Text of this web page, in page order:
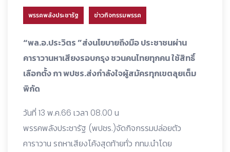
พรรคพลังประชารัฐ ข่าวกิจกรรมพรรค
“พล.อ.ประวิตร ”ส่งนโยบายถึงมือ ประชาชนผ่าน
คาราวานหาเสียงรอบกรุง ชวนคนไทยทุกคน ใช้สิทธิ์
เลือกตั้ง กา พปชร.ส่งกำลังใจผู้สมัครทุกเขตลุยเต็ม
พิกัด
วันที่ 13 พ.ค.66 เวลา 08.00 น
พรรคพลังประชารัฐ (พปชร.)จัดกิจกรรมปล่อยตัว
คาราวาน รถหาเสียงโค้งสุดท้ายทั่ว กทม.นำโดย